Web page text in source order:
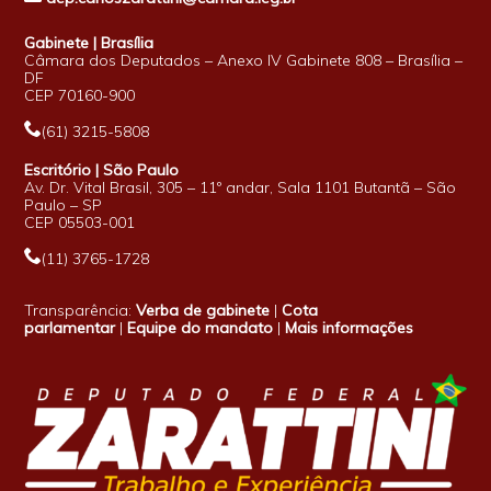
Gabinete | Brasília
Câmara dos Deputados – Anexo IV Gabinete 808 – Brasília –
DF
CEP 70160-900
(61) 3215-5808
Escritório | São Paulo
Av. Dr. Vital Brasil, 305 – 11º andar, Sala 1101 Butantã – São
Paulo – SP
CEP 05503-001
(11) 3765-1728
Transparência:Verba de gabinete |Cota
parlamentar|Equipe do mandato |Mais informações